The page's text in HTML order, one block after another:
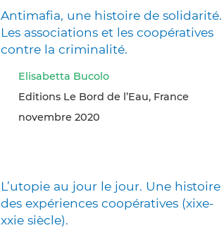
Antimafia, une histoire de solidarité.
Les associations et les coopératives
contre la criminalité.
Elisabetta Bucolo
Editions Le Bord de l’Eau, France
novembre 2020
L’utopie au jour le jour. Une histoire
des expériences coopératives (xixe-
xxie siècle).